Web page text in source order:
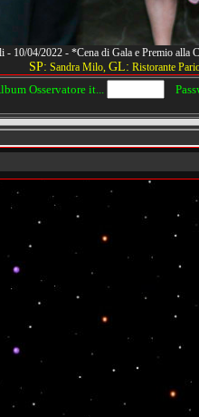
- 10/04/2022 - *Cena di Gala e Premio
SP: Sandra Milo, GL: Ristorante
Osservatore it...